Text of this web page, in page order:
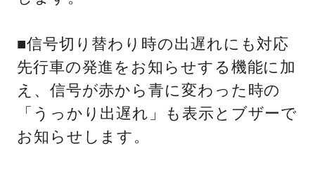
■信号切り替わり時の出遅れにも対応
先行車の発進をお知らせする機能に加
え、信号が赤から青に変わった時の
「うっかり出遅れ」も表示とブザーで
お知らせします。